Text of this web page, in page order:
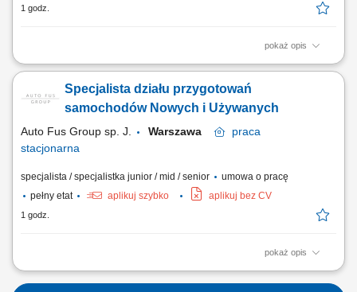
1 godz.
pokaż opis
Jeśli lubisz pracę z Klientem i interesujesz się motoryzacją –
doborze i sprzedaży części pomoże nam zapewnić sprawną obsługę
oraz profesjonalne doradztwo na wysokim poziomie. Opis stanowiska
Specjalista działu przygotowań
samochodów Nowych i Używanych
Auto Fus Group sp. J. Warszawa
praca
stacjonarna
specjalista / specjalistka junior / mid / senior
umowa o pracę
pełny etat
aplikuj szybko aplikuj bez CV
1 godz.
pokaż opis
Jeżeli cenisz dobrą organizację pracy, zwracasz uwagę na detale i
chcesz rozwijać swoją karierę w branży motoryzacyjnej, dołącz do